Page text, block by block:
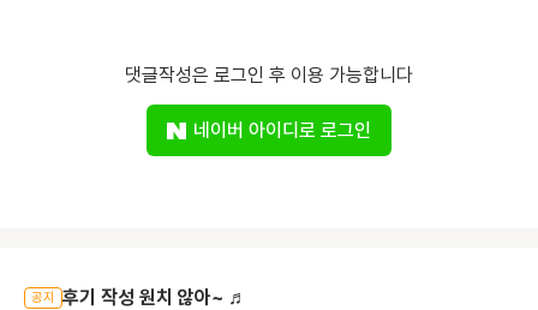
댓글작성은 로그인 후 이용 가능합니다
네이버 아이디로 로그인
공지 후기 작성 원치 않아~ ♬